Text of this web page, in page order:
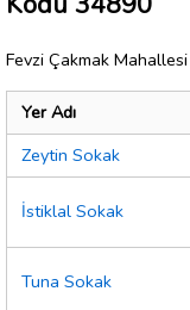
Fevzi Çakmak
Yer Adı
Zeytin Sokak
İstiklal Sokak
Tuna Sokak